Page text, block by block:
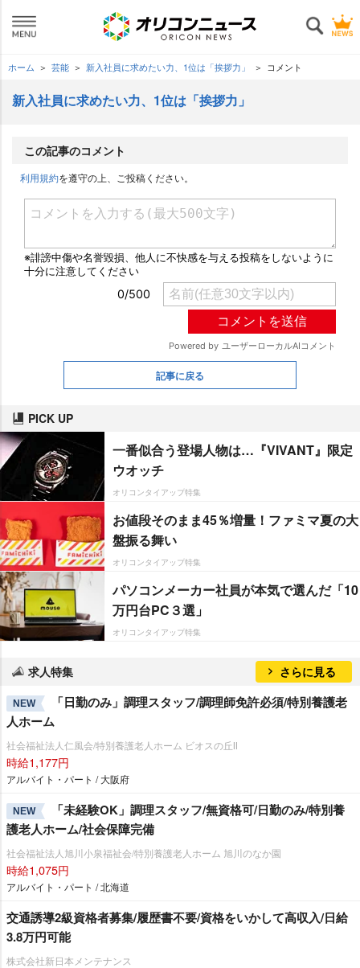
ホーム 芸能 新入社員に求めたい力、1位は「挨拶力」 コメント
新入社員に求めたい力、1位は「挨拶力」
この記事のコメント
利用規約を遵守の上、ご投稿ください。
記事に戻る
PICK UP
一番似合う登場人物は…『VIVANT』限定
ウオッチ
オリコンタイアップ特集
お値段そのまま45％増量！ファミマ夏の大
盤振る舞い
オリコンタイアップ特集
パソコンメーカー社員が本気で選んだ「10
万円台PC３選」
オリコンタイアップ特集
求人特集 さらに見る
NEW
「日勤のみ」調理スタッフ/調理師免許必須/特別養護老
人ホーム
社会福祉法人仁風会/特別養護老人ホーム ビオスの丘Ⅱ
時給1,177円
アルバイト・パート / 大阪府
NEW
「未経験OK」調理スタッフ/無資格可/日勤のみ/特別養
護老人ホーム/社会保障完備
社会福祉法人旭川小泉福祉会/特別養護老人ホーム 旭川のなか園
時給1,075円
アルバイト・パート / 北海道
交通誘導2級資格者募集/履歴書不要/資格をいかして高収入/日給
3.8万円可能
株式会社新日本メンテナンス